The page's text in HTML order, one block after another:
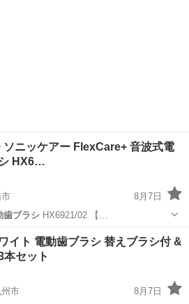
ソニッケアー FlexCare+ 音波式電
HX6…
8月7日
歯ブラシ HX6921/02 【…
ソニッケアー
イト 電動歯ブラシ 替えブラシ付 &
本セット
市
8月7日